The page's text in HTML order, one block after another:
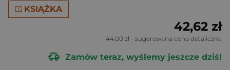
KSIĄŻKA
42,62 zł
44,00 zł - sugerowana cena detaliczna
Zamów teraz, wyślemy jeszcze dziś!